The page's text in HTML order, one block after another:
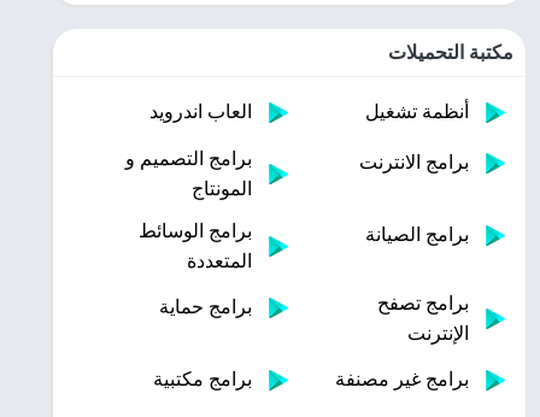
مكتبة التحميلات
أنظمة تشغيل العاب اندرويد
برامج الانترنت
برامج التصميم و
المونتاج
برامج الصيانة
برامج الوسائط
المتعددة
برامج تصفح
الإنترنت
برامج حماية
برامج غير مصنفة برامج مكتبية